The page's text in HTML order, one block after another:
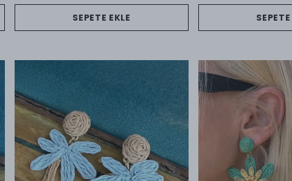
SEPETE EKLE